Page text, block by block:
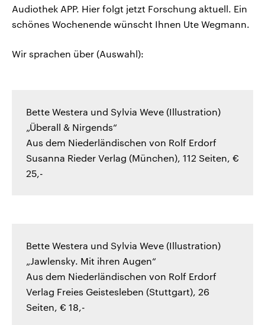
Audiothek APP. Hier folgt jetzt Forschung aktuell. Ein
schönes Wochenende wünscht Ihnen Ute Wegmann.
Wir sprachen über (Auswahl):
Bette Westera und Sylvia Weve (Illustration)
„Überall & Nirgends“
Aus dem Niederländischen von Rolf Erdorf
Susanna Rieder Verlag (München), 112 Seiten, €
25,-
Bette Westera und Sylvia Weve (Illustration)
„Jawlensky. Mit ihren Augen“
Aus dem Niederländischen von Rolf Erdorf
Verlag Freies Geistesleben (Stuttgart), 26
Seiten, € 18,-